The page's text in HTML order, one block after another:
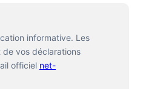
informative. Les
vos déclarations
officiel net-